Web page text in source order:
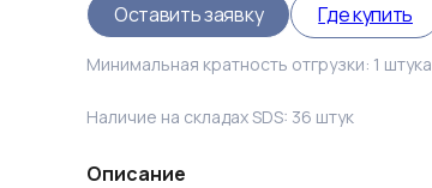
Оставить заявку Где купить
Минимальная кратность отгрузки: 1 штука
Наличие на складах SDS: 36 штук
Описание